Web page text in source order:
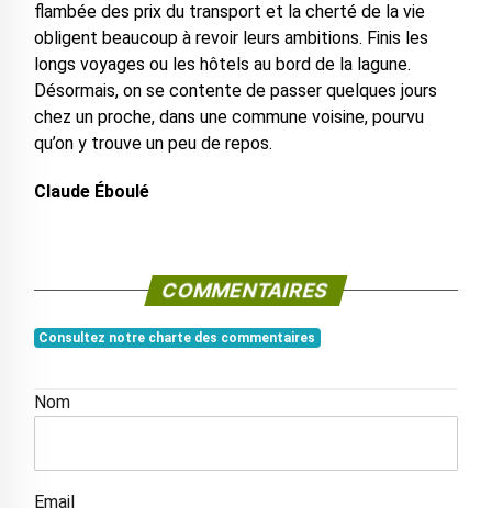
flambée des prix du transport et la cherté de la vie
obligent beaucoup à revoir leurs ambitions. Finis les
longs voyages ou les hôtels au bord de la lagune.
Désormais, on se contente de passer quelques jours
chez un proche, dans une commune voisine, pourvu
qu’on y trouve un peu de repos.
Claude Éboulé
COMMENTAIRES
Consultez notre charte des commentaires
Nom
Email